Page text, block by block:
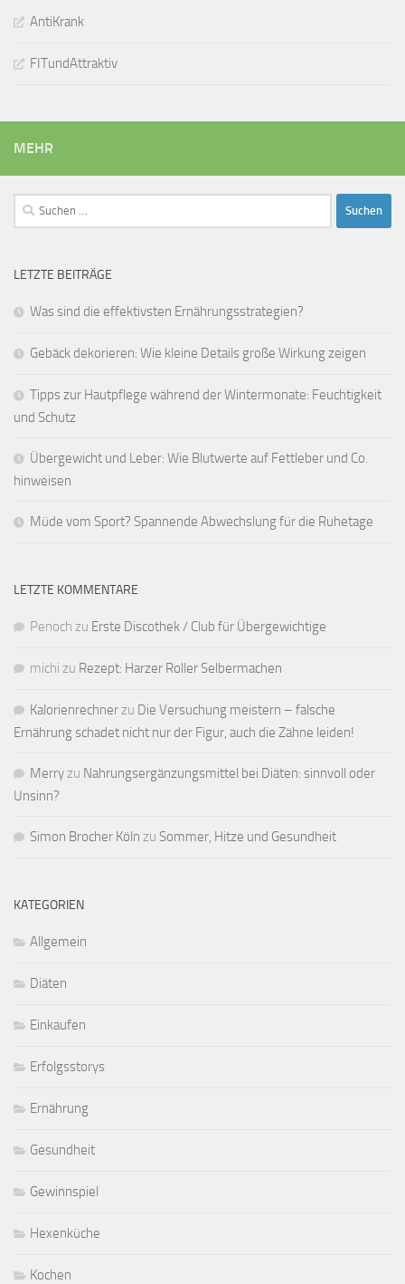
AntiKrank
FITundAttraktiv
MEHR
Suchen
nach:
LETZTE BEITRÄGE
Was sind die effektivsten Ernährungsstrategien?
Gebäck dekorieren: Wie kleine Details große Wirkung zeigen
Tipps zur Hautpflege während der Wintermonate: Feuchtigkeit
und Schutz
Übergewicht und Leber: Wie Blutwerte auf Fettleber und Co.
hinweisen
Müde vom Sport? Spannende Abwechslung für die Ruhetage
LETZTE KOMMENTARE
Penoch zu Erste Discothek / Club für Übergewichtige
michi zu Rezept: Harzer Roller Selbermachen
Kalorienrechnerzu Die Versuchung meistern – falsche
Ernährung schadet nicht nur der Figur, auch die Zähne leiden!
Merryzu Nahrungsergänzungsmittel bei Diäten: sinnvoll oder
Unsinn?
Simon Brocher Köln zu Sommer, Hitze und Gesundheit
KATEGORIEN
Allgemein
Diäten
Einkaufen
Erfolgsstorys
Ernährung
Gesundheit
Gewinnspiel
Hexenküche
Kochen